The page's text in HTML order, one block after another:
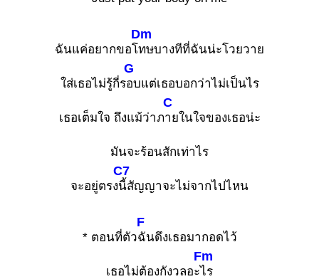
ฉันแค่อยากขอโ
Dm
ทษบางทีที่ฉันน่ะโวยวาย
ใส่เธอไม่รู้กี่ร
G
อบแต่เธอบอกว่าไม่เป็นไร
เธอเต็มใจ ถึงแม้ว่าภ
C
ายในใจของเธอน่ะ
มันจะร้อนสักเท่าไร
จะอยู่ตรง
C7
นี้สัญญาจะไม่จากไปไหน
* ตอนที่ตัว
F
ฉันดึงเธอมากอดไว้
เธอไม่ต้องกังวลอะ
Fm
ไร